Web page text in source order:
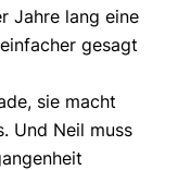
Jahre lang eine
gesagt
sie macht
Und Neil muss